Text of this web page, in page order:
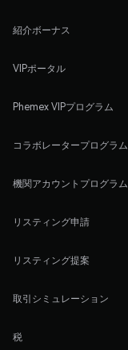
紹介ボーナス
VIPポータル
Phemex VIPプログラム
コラボレータープログラム
機関アカウントプログラム
リスティング申請
リスティング提案
取引シミュレーション
税